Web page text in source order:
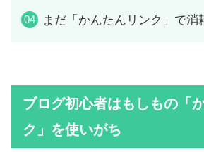
まだ「かんたんリンク」で消
ブログ初心者はもしもの「
ク」を使いがち